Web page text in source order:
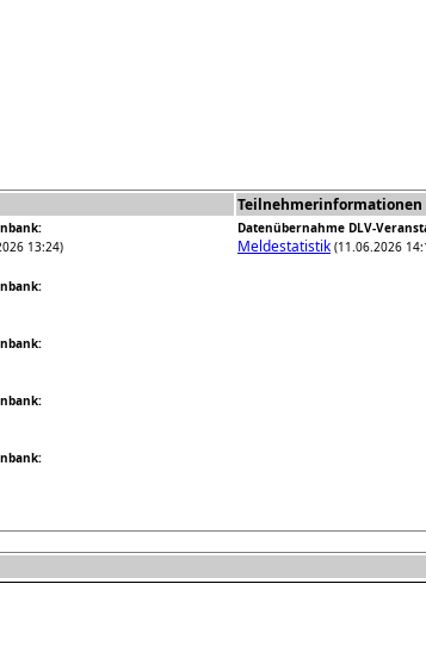
Teilnehmerinformationen
13:24)
Datenübernahme DLV-
Meldestatistik (11.06.2026